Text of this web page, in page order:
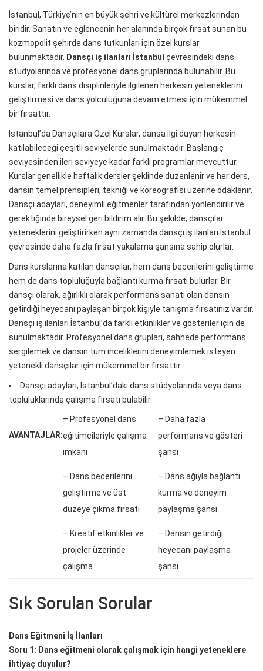
İstanbul, Türkiye’nin en büyük şehri ve kültürel merkezlerinden
biridir. Sanatın ve eğlencenin her alanında birçok fırsat sunan bu
kozmopolit şehirde dans tutkunları için özel kurslar
bulunmaktadır. Dansçı iş ilanları İstanbul çevresindeki dans
stüdyolarında ve profesyonel dans gruplarında bulunabilir. Bu
kurslar, farklı dans disiplinleriyle ilgilenen herkesin yeteneklerini
geliştirmesi ve dans yolculuğuna devam etmesi için mükemmel
bir fırsattır.
İstanbul’da Dansçılara Özel Kurslar, dansa ilgi duyan herkesin
katılabileceği çeşitli seviyelerde sunulmaktadır. Başlangıç ​​
seviyesinden ileri seviyeye kadar farklı programlar mevcuttur.
Kurslar genellikle haftalık dersler şeklinde düzenlenir ve her ders,
dansın temel prensipleri, tekniği ve koreografisi üzerine odaklanır.
Dansçı adayları, deneyimli eğitmenler tarafından yönlendirilir ve
gerektiğinde bireysel geri bildirim alır. Bu şekilde, dansçılar
yeteneklerini geliştirirken aynı zamanda dansçı iş ilanları İstanbul
çevresinde daha fazla fırsat yakalama şansına sahip olurlar.
Dans kurslarına katılan dansçılar, hem dans becerilerini geliştirme
hem de dans topluluğuyla bağlantı kurma fırsatı bulurlar. Bir
dansçı olarak, ağırlıklı olarak performans sanatı olan dansın
getirdiği heyecanı paylaşan birçok kişiyle tanışma fırsatınız vardır.
Dansçı iş ilanları İstanbul’da farklı etkinlikler ve gösteriler için de
sunulmaktadır. Profesyonel dans grupları, sahnede performans
sergilemek ve dansın tüm inceliklerini deneyimlemek isteyen
yetenekli dansçılar için mükemmel bir fırsattır.
Dansçı adayları, İstanbul’daki dans stüdyolarında veya dans
topluluklarında çalışma fırsatı bulabilir.
AVANTAJLAR:
– Profesyonel dans
eğitimcileriyle çalışma
imkanı
– Daha fazla
performans ve gösteri
şansı
– Dans becerilerini
geliştirme ve üst
düzeye çıkma fırsatı
– Dans ağıyla bağlantı
kurma ve deneyim
paylaşma şansı
– Kreatif etkinlikler ve
projeler üzerinde
çalışma
– Dansın getirdiği
heyecanı paylaşma
şansı
Sık Sorulan Sorular
Dans Eğitmeni İş İlanları
Soru 1: Dans eğitmeni olarak çalışmak için hangi yeteneklere
ihtiyaç duyulur?